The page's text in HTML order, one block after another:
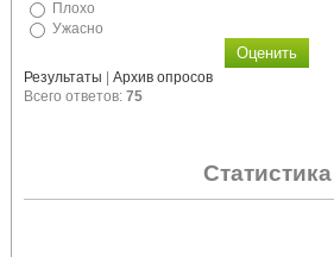
Плохо
Ужасно
Результаты | Архив опросов
Всего ответов: 75
Статистика